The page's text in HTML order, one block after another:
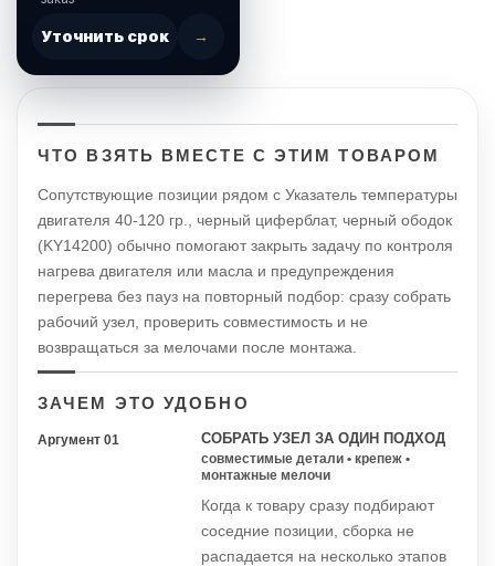
Уточнить срок →
ЧТО ВЗЯТЬ ВМЕСТЕ С ЭТИМ ТОВАРОМ
Сопутствующие позиции рядом с Указатель температуры
двигателя 40-120 гр., черный циферблат, черный ободок
(KY14200) обычно помогают закрыть задачу по контроля
нагрева двигателя или масла и предупреждения
перегрева без пауз на повторный подбор: сразу собрать
рабочий узел, проверить совместимость и не
возвращаться за мелочами после монтажа.
ЗАЧЕМ ЭТО УДОБНО
Аргумент 01 СОБРАТЬ УЗЕЛ ЗА ОДИН ПОДХОД
совместимые детали • крепеж •
монтажные мелочи
Когда к товару сразу подбирают
соседние позиции, сборка не
распадается на несколько этапов